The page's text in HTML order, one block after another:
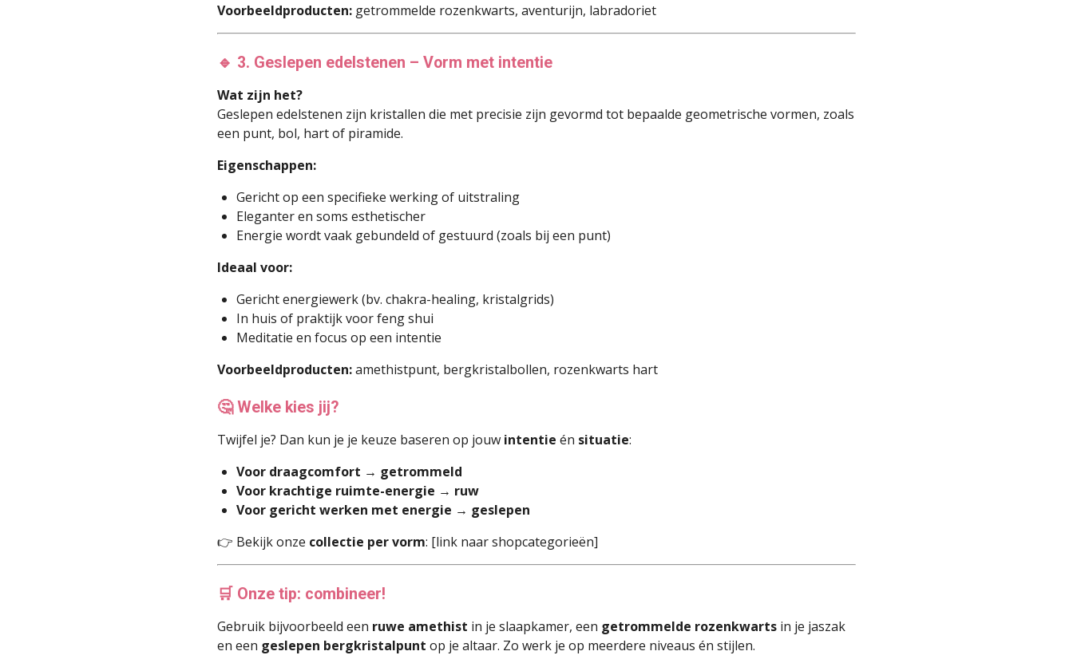
Voorbeeldproducten: getrommelde rozenkwarts, aventurijn, labradoriet
🔹 3. Geslepen edelstenen – Vorm met intentie
Wat zijn het?
Geslepen edelstenen zijn kristallen die met precisie zijn gevormd tot bepaalde geometrische vormen, zoals
een punt, bol, hart of piramide.
Eigenschappen:
Gericht op een specifieke werking of uitstraling
Eleganter en soms esthetischer
Energie wordt vaak gebundeld of gestuurd (zoals bij een punt)
Ideaal voor:
Gericht energiewerk (bv. chakra-healing, kristalgrids)
In huis of praktijk voor feng shui
Meditatie en focus op een intentie
Voorbeeldproducten:amethistpunt, bergkristalbollen, rozenkwarts hart
🤔 Welke kies jij?
Twijfel je? Dan kun je je keuze baseren op jouw intentie én situatie:
Voor draagcomfort → getrommeld
Voor krachtige ruimte-energie → ruw
Voor gericht werken met energie → geslepen
👉 Bekijk onze collectie per vorm: [link naar shopcategorieën]
🛒 Onze tip: combineer!
Gebruik bijvoorbeeld een ruwe amethist in je slaapkamer, een getrommelde rozenkwarts in je jaszak
en een geslepen bergkristalpunt op je altaar. Zo werk je op meerdere niveaus én stijlen.